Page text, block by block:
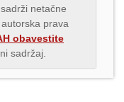
netačne
prava
obavestite
sadržaj.